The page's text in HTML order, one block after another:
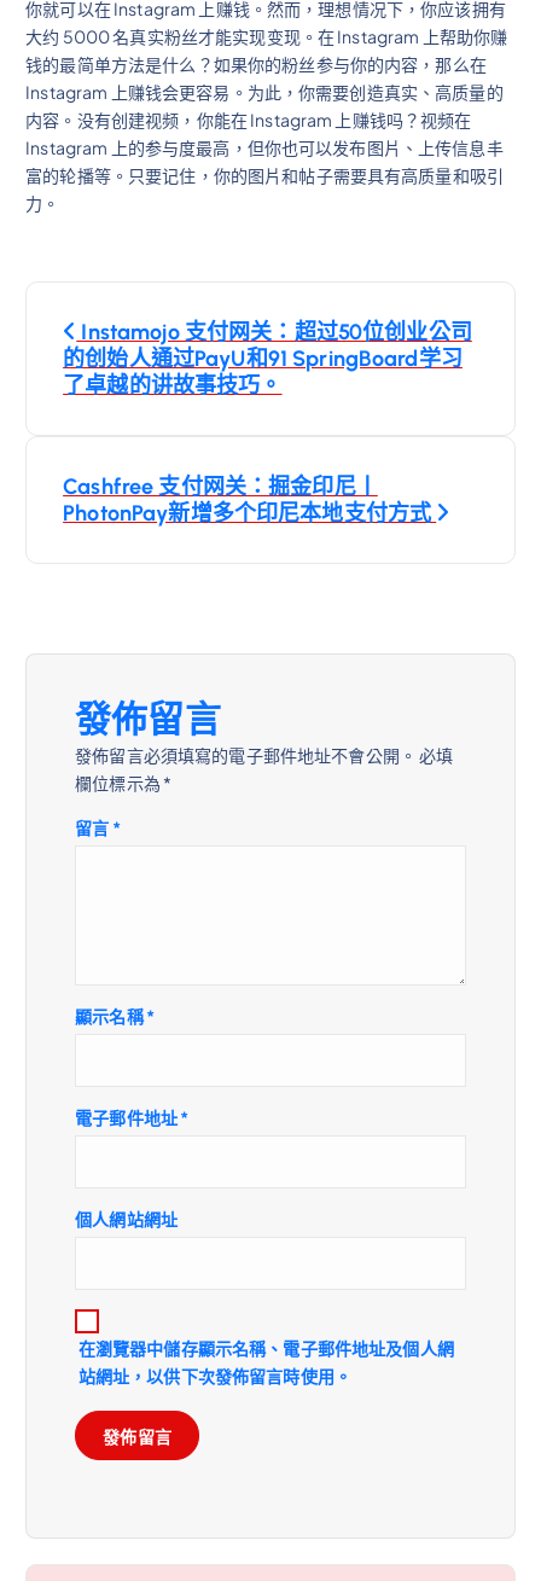
你就可以在 Instagram 上赚钱。然而，理想情况下，你应该拥有
大约 5000 名真实粉丝才能实现变现。在 Instagram 上帮助你赚
钱的最简单方法是什么？如果你的粉丝参与你的内容，那么在
Instagram 上赚钱会更容易。为此，你需要创造真实、高质量的
内容。没有创建视频，你能在 Instagram 上赚钱吗？视频在
Instagram 上的参与度最高，但你也可以发布图片、上传信息丰
富的轮播等。只要记住，你的图片和帖子需要具有高质量和吸引
力。
文
章
覽
Instamojo 支付网关：超过50位创业公司
的创始人通过PayU和91 SpringBoard学习
了卓越的讲故事技巧。
Cashfree 支付网关：掘金印尼丨
PhotonPay新增多个印尼本地支付方式
發佈留言
發佈留言必須填寫的電子郵件地址不會公開。 必填
欄位標示為 *
留言 *
顯示名稱*
電子郵件地址*
個人網站網址
在瀏覽器中儲存顯示名稱、電子郵件地址及個人網
站網址，以供下次發佈留言時使用。